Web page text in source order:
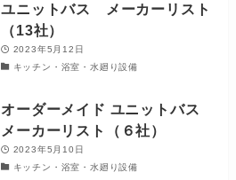
ユニットバス メーカーリスト
（13社）
2023年5月12日
キッチン・浴室・水廻り設備
オーダーメイド ユニットバス
メーカーリスト（６社）
2023年5月10日
キッチン・浴室・水廻り設備